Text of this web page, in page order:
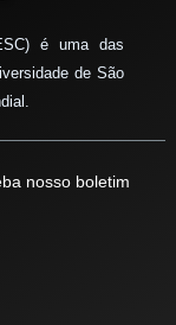
é uma das
de São
nosso boletim